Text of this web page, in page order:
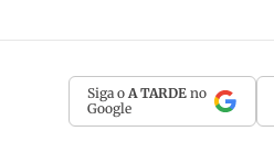
Siga o A TARDE no
Google